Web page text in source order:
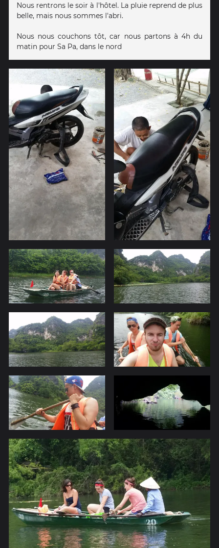
Nous rentrons le soir à l'hôtel. La pluie reprend de plus
belle, mais nous sommes l'abri.
Nous nous couchons tôt, car nous partons à 4h du
matin pour Sa Pa, dans le nord